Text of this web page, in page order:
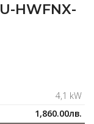
HWFNX-
4,1 kW
1,860.00лв.